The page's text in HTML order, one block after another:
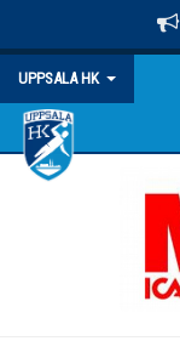
UPPSALA HK
HEM